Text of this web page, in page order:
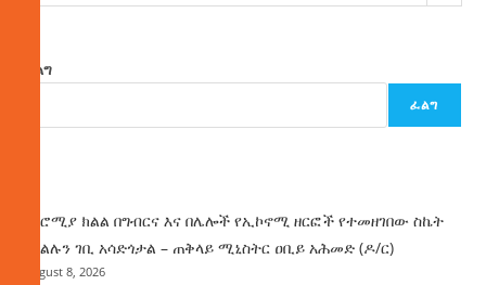
ፈልግ
ፈልግ
በኦሮሚያ ክልል በግብርና እና በሌሎች የኢኮኖሚ ዘርፎች የተመዘገበው ስኬት
የክልሉን ገቢ አሳድጎታል – ጠቅላይ ሚኒስትር ዐቢይ አሕመድ (ዶ/ር)
August 8, 2026